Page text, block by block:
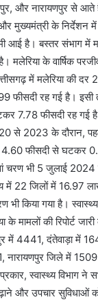
और नारायणपुर से
मुख्यमंत्री के निर्देशन में
आई है। बस्तर संभाग में
मलेरिया के वार्षिक
में मलेरिया की दर
फीसदी रह गई है। इसी
7.78 फीसदी रह गई
से 2023 के दौरान,
4.60 फीसदी से घटकर
चरण भी 5 जुलाई
में 22 जिलों में 16.97
भी किया गया है।
के मामलों की रिपोर्ट
में 4441, दंतेवाड़ा में
नारायणपुर जिले में
स्वास्थ्य विभाग ने
और उपचार